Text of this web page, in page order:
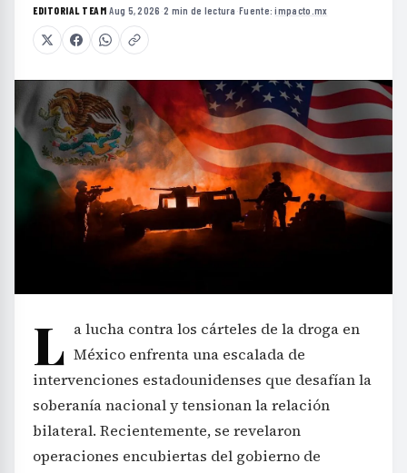
EDITORIAL TEAM·Aug 5, 2026 ·2 min de lectura ·Fuente:impacto.mx
L a lucha contra los cárteles de la droga en
México enfrenta una escalada de
intervenciones estadounidenses que desafían la
soberanía nacional y tensionan la relación
bilateral. Recientemente, se revelaron
operaciones encubiertas del gobierno de